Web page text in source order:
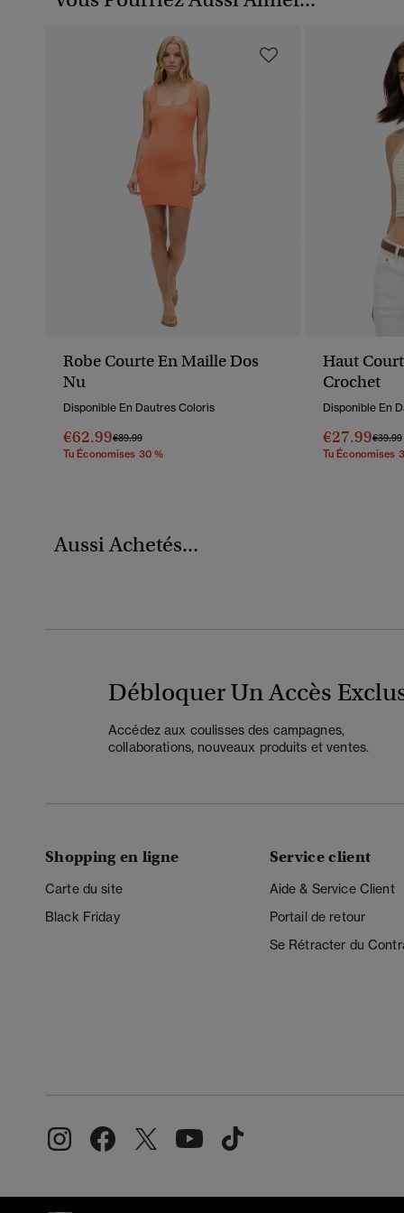
Robe Courte En Maille Dos
Nu
Disponible En Dautres Coloris
€62.99Prix Réduit De
€89.99À
Tu Économises 30 %
Haut
Crochet
Disponible En
€27.99Prix
€39.99À
Tu Économises
Aussi Achetés...
Débloquer Un Accès
Accédez aux coulisses des campagnes,
collaborations, nouveaux produits et ventes.
Shopping en ligne
Carte du site
Black Friday
Service client
Aide & Service Client
Portail de retour
Se Rétracter du